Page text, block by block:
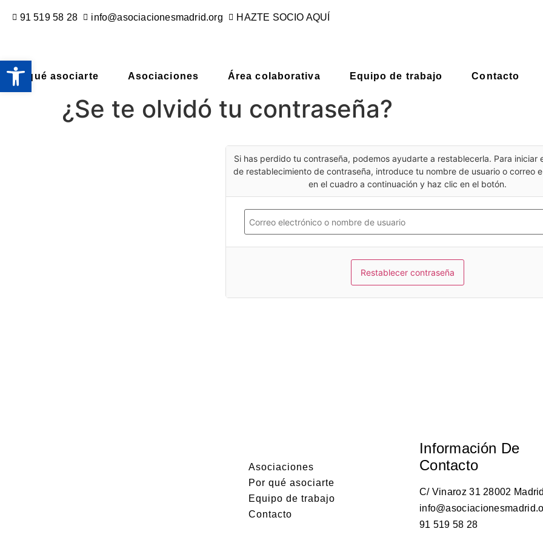
91 519 58 28 info@asociacionesmadrid.org HAZTE SOCIO AQUÍ
Por qué asociarte Asociaciones Área colaborativa Equipo de trabajo Contacto
¿Se te olvidó tu contraseña?
Si has perdido tu contraseña, podemos ayudarte a restablecerla. Para iniciar
de restablecimiento de contraseña, introduce tu nombre de usuario o correo
en el cuadro a continuación y haz clic en el botón.
Asociaciones
Por qué asociarte
Equipo de trabajo
Contacto
Información De
Contacto
C/ Vinaroz 31 28002
91 519 58 28
Abrir barra de herramientas